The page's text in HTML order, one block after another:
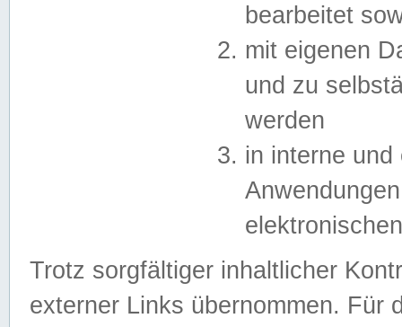
bearbeitet
mit eigenen
und zu
werden
in interne
Trotz sorgfältiger inhaltlicher
externer Links übernommen. Für